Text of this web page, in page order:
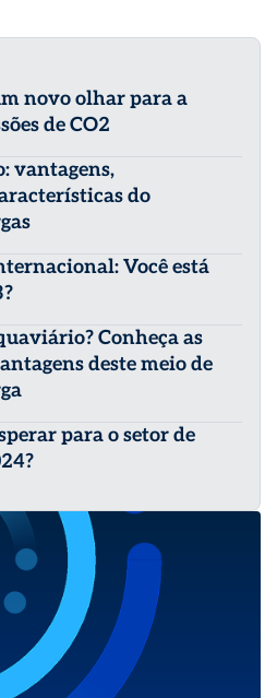
novo olhar para a
de CO2
vantagens,
do
Você está
Conheça as
deste meio de
para o setor de